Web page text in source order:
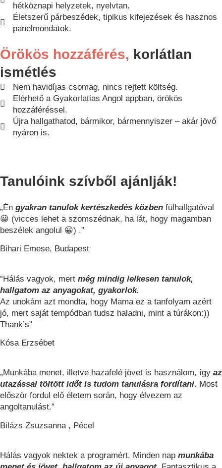
hétköznapi helyzetek, nyelvtan.
Életszerű párbeszédek, tipikus kifejezések és hasznos
panelmondatok.
Örökös hozzáférés, korlátlan
ismétlés
Nem havidíjas csomag, nincs rejtett költség.
Elérhető a Gyakorlatias Angol appban, örökös
hozzáféréssel.
Újra hallgathatod, bármikor, bármennyiszer – akár jövő
nyáron is.
Tanulóink szívből ajánlják!
„Én gyakran tanulok kertészkedés közben fülhallgatóval
😀 (vicces lehet a szomszédnak, ha lát, hogy magamban
beszélek angolul 😀) .”
Bihari Emese, Budapest
“Hálás vagyok, mert még mindig lelkesen tanulok,
hallgatom az anyagokat, gyakorlok.
Az unokám azt mondta, hogy Mama ez a tanfolyam azért
jó, mert saját tempódban tudsz haladni, mint a túrákon:))
Thank’s”
Kósa Erzsébet
„Munkába menet, illetve hazafelé jövet is használom, így az
utazással töltött időt is tudom tanulásra fordítani. Most
először fordul elő életem során, hogy élvezem az
angoltanulást.”
Bilázs Zsuzsanna , Pécel
Hálás vagyok nektek a programért. Minden nap munkába